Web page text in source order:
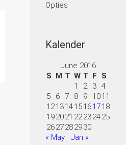
Opties
Kalender
June 2016
S M T W T F
S
1
2 3 4
5
6 7 8 9 1011
12131415161718
192021 22232425
2627282930
« May
Jan »